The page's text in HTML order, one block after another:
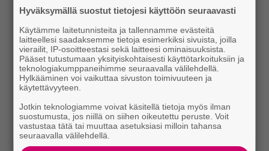
Hyväksymällä suostut tietojesi käyttöön seuraavasti
Käytämme laitetunnisteita ja tallennamme evästeitä
laitteellesi saadaksemme tietoja esimerkiksi sivuista, joilla
vierailit, IP-osoitteestasi sekä laitteesi ominaisuuksista.
Pääset tutustumaan yksityiskohtaisesti käyttötarkoituksiin ja
teknologiakumppaneihimme seuraavalla välilehdellä.
Hylkääminen voi vaikuttaa sivuston toimivuuteen ja
käytettävyyteen.
Jotkin teknologiamme voivat käsitellä tietoja myös ilman
suostumusta, jos niillä on siihen oikeutettu peruste. Voit
vastustaa tätä tai muuttaa asetuksiasi milloin tahansa
seuraavalla välilehdellä.